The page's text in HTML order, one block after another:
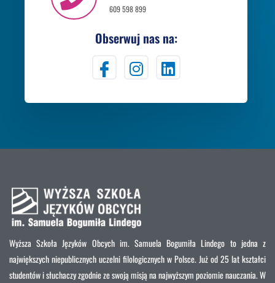
609 598 899
Obserwuj nas na:
Wyższa Szkoła Języków Obcych im. Samuela Bogumiła Lindego to jedna z
największych niepublicznych uczelni filologicznych w Polsce. Już od 25 lat kształci
studentów i słuchaczy zgodnie ze swoją misją na najwyższym poziomie nauczania. W